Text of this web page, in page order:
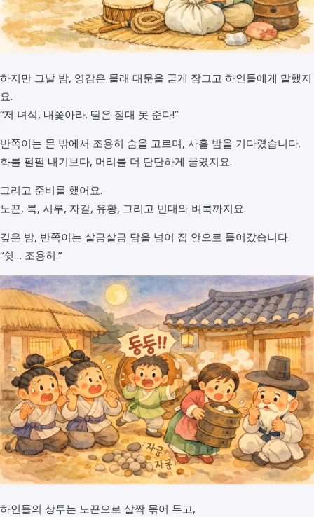
하지만 그날 밤, 영감은 몰래 대문을 굳게 잠그고 하인들에게 말했지
요.
“저 녀석, 내쫓아라. 딸은 절대 못 준다!”
반쪽이는 문 밖에서 조용히 숨을 고르며, 사흘 밤을 기다렸습니다.
화를 펄펄 내기보다, 머리를 더 단단하게 굴렸지요.
그리고 준비를 했어요.
노끈, 북, 시루, 자갈, 유황, 그리고 빈대와 벼룩까지요.
깊은 밤, 반쪽이는 살금살금 담을 넘어 집 안으로 들어갔습니다.
“쉿… 조용히.”
하인들의 상투는 노끈으로 살짝 묶어 두고,